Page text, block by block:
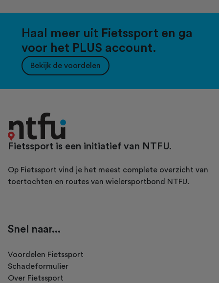
Haal meer uit Fietssport en ga
voor het PLUS account.
Bekijk de voordelen
Fietssport is een initiatief van NTFU.
Op Fietssport vind je het meest complete overzicht van
toertochten en routes van wielersportbond NTFU.
Snel naar...
Voordelen Fietssport
Schadeformulier
Over Fietssport